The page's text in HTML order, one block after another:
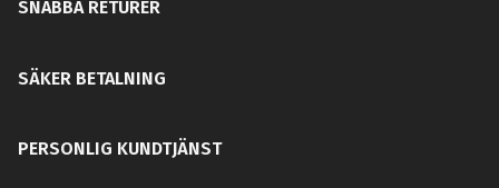
SNABBA RETURER
SÄKER BETALNING
PERSONLIG KUNDTJÄNST